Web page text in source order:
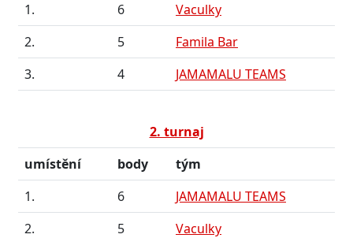
1.
6
Vaculky
2.
5
Famila Bar
3.
4 JAMAMALU TEAMS
2. turnaj
umístění
body
tým
1.
6
JAMAMALU TEAMS
2.
5
Vaculky